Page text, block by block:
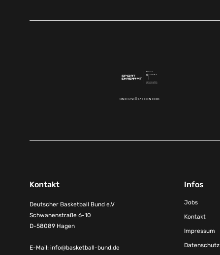
UNTERSTÜTZT DEN DBB
Kontakt
Deutscher Basketball Bund e.V
Schwanenstraße 6-10
D-58089 Hagen
E-Mail: info@basketball-bund.de
Infos
Jobs
Kontakt
Impressum
Datenschutz